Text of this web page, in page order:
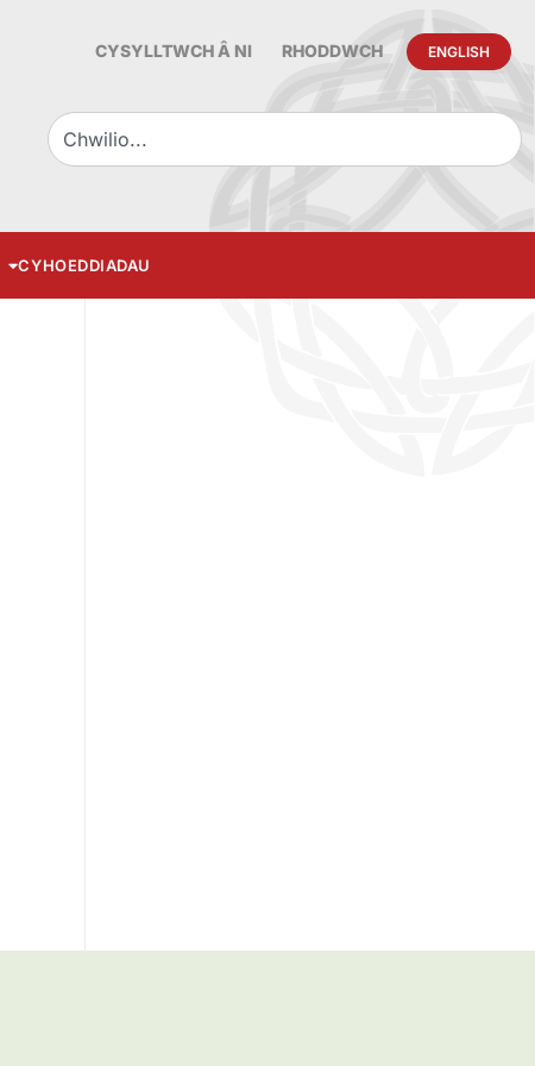
CYSYLLTWCH Â NI RHODDWCH ENGLISH
CYHOEDDIADAU